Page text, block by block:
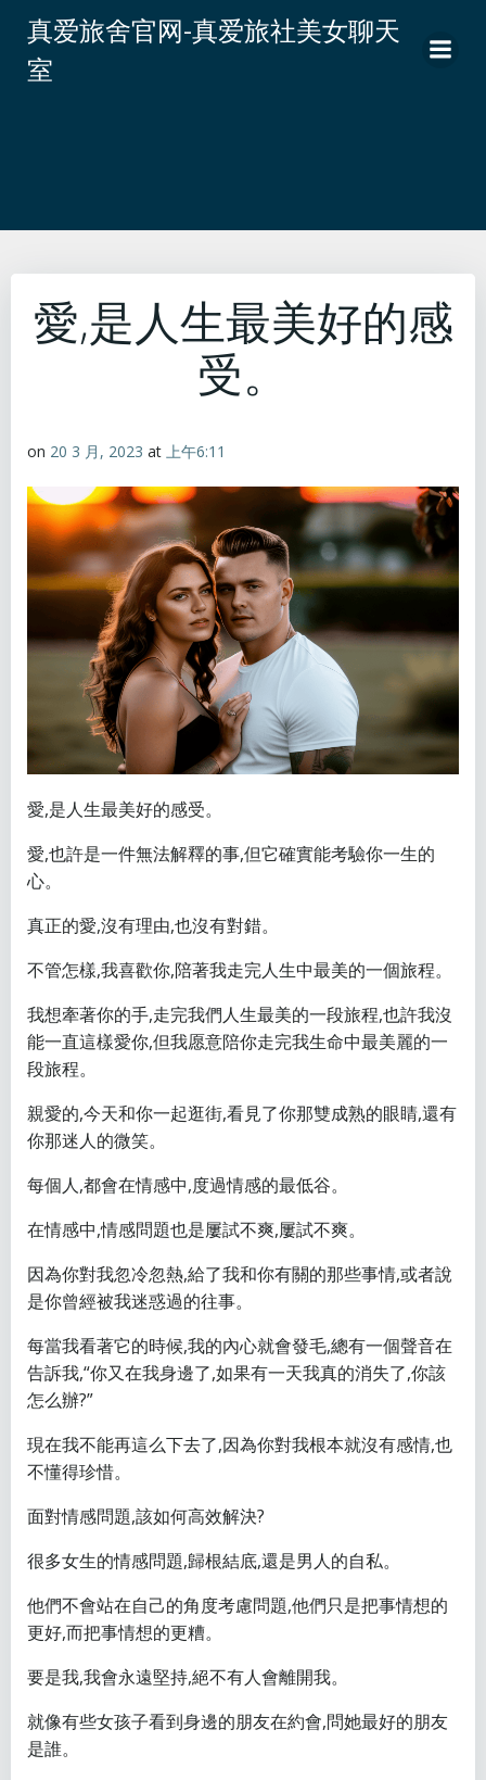
转
真爱旅舍官网-真爱旅社美女聊天
室
愛,是人生最美好的感
受。
on 20 3 月, 2023 at 上午6:11
愛,是人生最美好的感受。
愛,也許是一件無法解釋的事,但它確實能考驗你一生的
心。
真正的愛,沒有理由,也沒有對錯。
不管怎樣,我喜歡你,陪著我走完人生中最美的一個旅程。
我想牽著你的手,走完我們人生最美的一段旅程,也許我沒
能一直這樣愛你,但我愿意陪你走完我生命中最美麗的一
段旅程。
親愛的,今天和你一起逛街,看見了你那雙成熟的眼睛,還有
你那迷人的微笑。
每個人,都會在情感中,度過情感的最低谷。
在情感中,情感問題也是屢試不爽,屢試不爽。
因為你對我忽冷忽熱,給了我和你有關的那些事情,或者說
是你曾經被我迷惑過的往事。
每當我看著它的時候,我的內心就會發毛,總有一個聲音在
告訴我,“你又在我身邊了,如果有一天我真的消失了,你該
怎么辦?”
現在我不能再這么下去了,因為你對我根本就沒有感情,也
不懂得珍惜。
面對情感問題,該如何高效解決?
很多女生的情感問題,歸根結底,還是男人的自私。
他們不會站在自己的角度考慮問題,他們只是把事情想的
更好,而把事情想的更糟。
要是我,我會永遠堅持,絕不有人會離開我。
就像有些女孩子看到身邊的朋友在約會,問她最好的朋友
是誰。